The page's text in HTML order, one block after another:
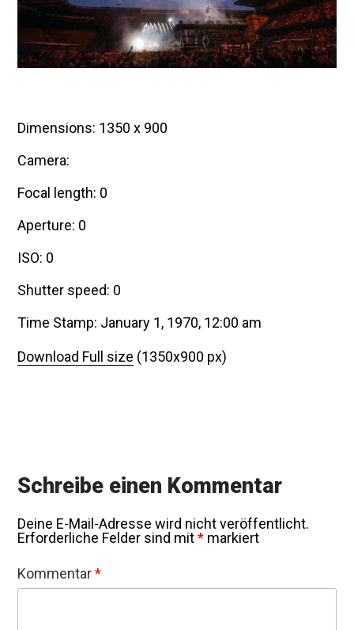
Dimensions: 1350 x 900
Camera:
Focal length: 0
Aperture: 0
ISO: 0
Shutter speed: 0
Time Stamp: January 1, 1970, 12:00 am
Download Full size (1350x900 px)
Schreibe einen Kommentar
Deine E-Mail-Adresse wird nicht veröffentlicht.
Erforderliche Felder sind mit* markiert
Kommentar*